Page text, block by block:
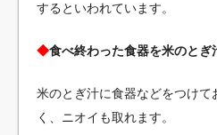
するといわれています。
◆食べ終わった食器を米のとぎ
米のとぎ汁に食器などをつけて
く、ニオイも取れます。